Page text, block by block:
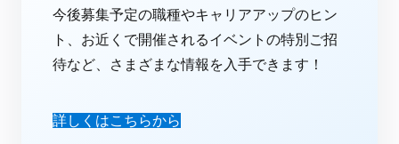
今後募集予定の職種やキャリアアップのヒン
ト、お近くで開催されるイベントの特別ご招
待など、さまざまな情報を入手できます！
詳しくはこちらから